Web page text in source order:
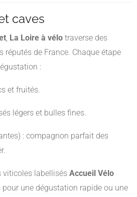
caves
, La Loire à vélo traverse des
réputés de France. Chaque étape
:
et fruités.
légers et bulles fines.
: compagnon parfait des
viticoles labellisés Accueil Vélo
une dégustation rapide ou une